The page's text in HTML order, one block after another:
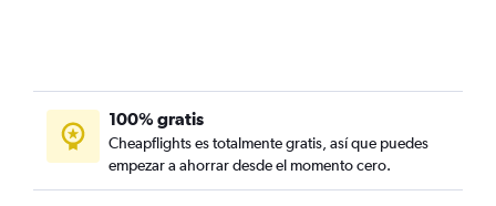
100% gratis
Cheapflights es totalmente gratis, así que puedes
empezar a ahorrar desde el momento cero.